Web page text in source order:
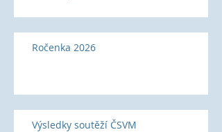
Ročenka 2026
Výsledky soutěží ČSVM